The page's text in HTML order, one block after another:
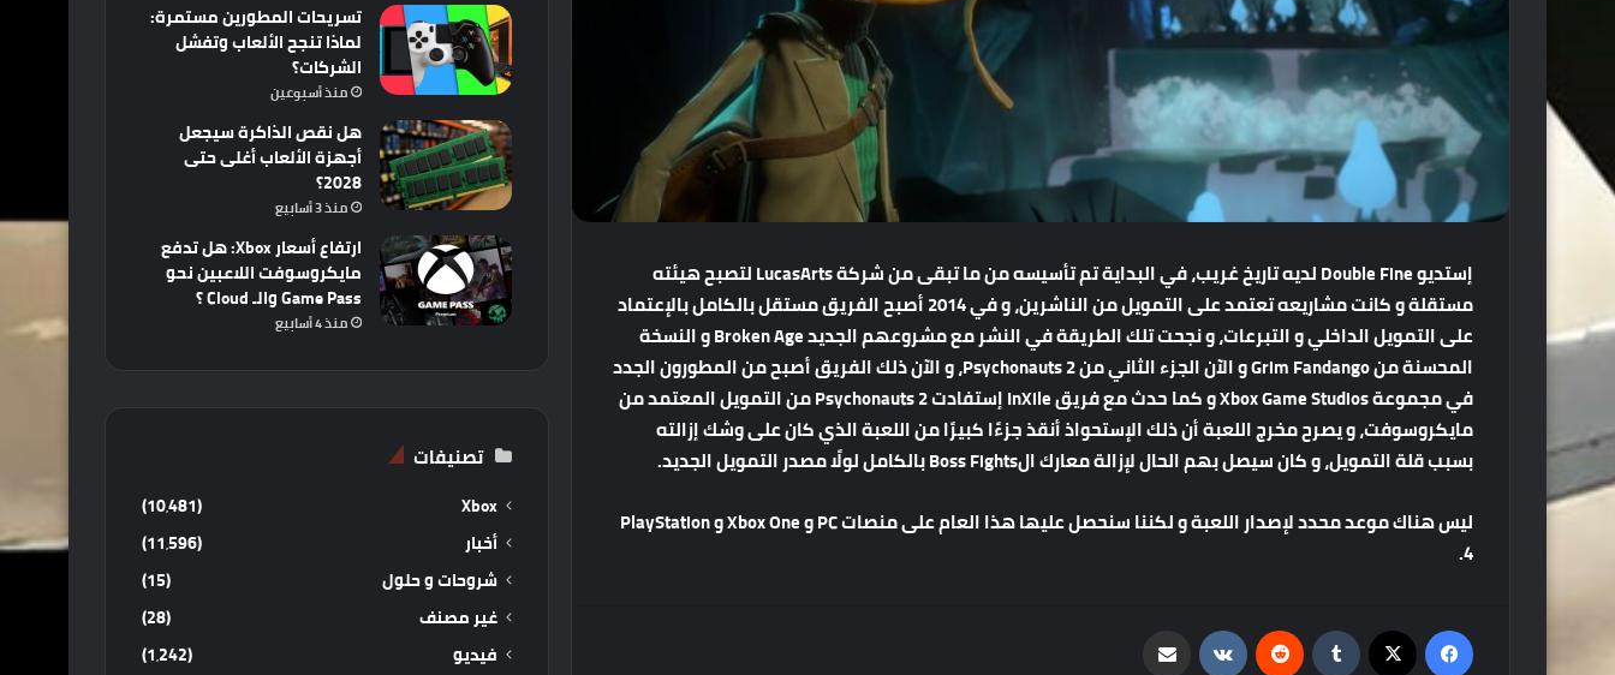
إستديو Double Fine لديه تاريخ غريب، في البداية تم تأسيسه من ما تبقى من شركة LucasArts لتصبح هيئته
مستقلة و كانت مشاريعه تعتمد على التمويل من الناشرين، و في 2014 أصبح الفريق مستقل بالكامل بالإعتماد
على التمويل الداخلي و التبرعات، و نجحت تلك الطريقة في النشر مع مشروعهم الجديد Broken Age و النسخة
المحسنة من Grim Fandango و الآن الجزء الثاني من Psychonauts 2، و الآن ذلك الفريق أصبح من المطورون الجدد
في مجموعة Xbox Game Studios و كما حدث مع فريق InXile إستفادت Psychonauts 2 من التمويل المعتمد من
مايكروسوفت، و يصرح مخرج اللعبة أن ذلك الإستحواذ أنقذ جزءًا كبيرًا من اللعبة الذي كان على وشك إزالته
بسبب قلة التمويل، و كان سيصل بهم الحال لإزالة معارك الBoss Fights بالكامل لولًا مصدر التمويل الجديد.
ليس هناك موعد محدد لإصدار اللعبة و لكننا سنحصل عليها هذا العام على منصات PC و Xbox One و PlayStation
4.
تسريحات المطورين مستمرة:
لماذا تنجح الألعاب وتفشل
الشركات؟
منذ أسبوعين
هل نقص الذاكرة سيجعل
أجهزة الألعاب أغلى حتى
2028؟
منذ 3 أسابيع
ارتفاع أسعار Xbox: هل تدفع
مايكروسوفت اللاعبين نحو
Game Pass والـ Cloud ؟
منذ 4 أسابيع
تصنيفات
Xbox
(10٬481)
أخبار
(11٬596)
شروحات و حلول
(15)
غير مصنف
(28)
فيديو
(1٬242)